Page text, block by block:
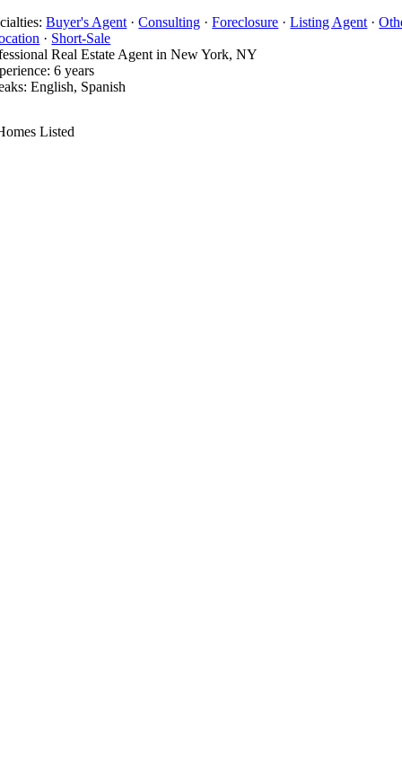
Buyer's Agent ·Consulting ·Foreclosure ·Listing Agent ·
· Short-Sale
Real Estate Agent in New York, NY
6 years
English, Spanish
Listed